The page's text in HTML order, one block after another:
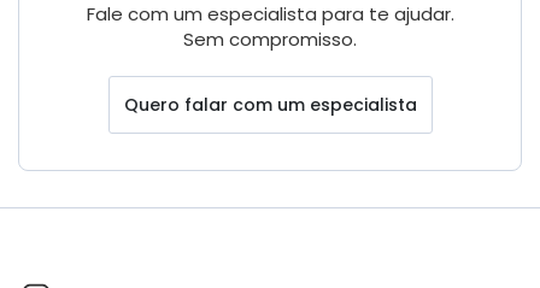
Fale com um especialista para te ajudar.
Sem compromisso.
Quero falar com um especialista